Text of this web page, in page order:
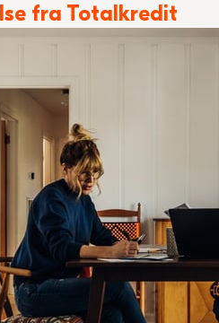
fra Totalkredit